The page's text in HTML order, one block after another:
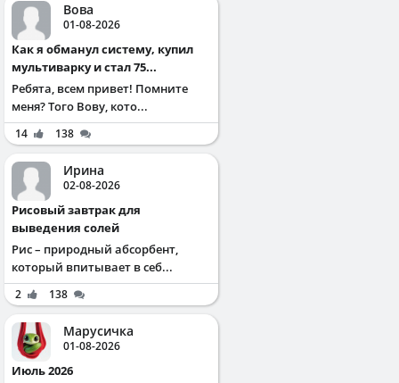
Вова
01-08-2026
Как я обманул систему, купил
мультиварку и стал 75...
Ребята, всем привет! Помните
меня? Того Вову, кото...
14 138
Ирина
02-08-2026
Рисовый завтрак для
выведения солей
Рис – природный абсорбент,
который впитывает в себ...
2 138
Марусичка
01-08-2026
Июль 2026